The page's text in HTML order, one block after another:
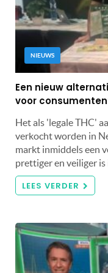
NIEUWS
Een nieuw
voor
Het als 'legale THC'
verkocht worden in
markt inmiddels een
prettiger en veiliger
LEES VERDER